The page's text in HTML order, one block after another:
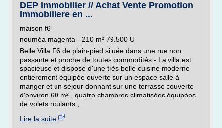
DEP Immobilier // Achat Vente Promotion
Immobiliere en ...
maison f6
nouméa magenta - 210 m² 79.500 U
Belle Villa F6 de plain-pied située dans une rue non
passante et proche de toutes commodités - La villa est
spacieuse et dispose d'une très belle cuisine moderne
entierement équipée ouverte sur un espace salle à
manger et un séjour donnant sur une terrasse couverte
d'environ 60 m² , quatre chambres climatisées équipées
de volets roulants ,...
Lire la suite